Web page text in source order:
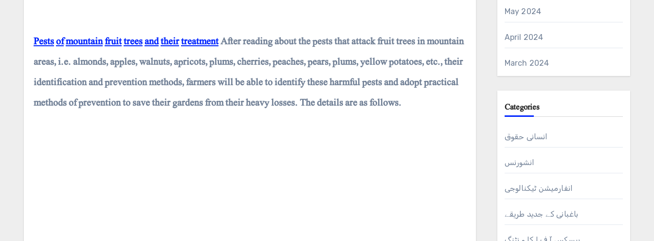
PestsofmountainfruittreesandtheirtreatmentAfter reading about the pests that attack fruit trees in mountain
areas, i.e. almonds, apples, walnuts, apricots, plums, cherries, peaches, pears, plums, yellow potatoes, etc., their
identification and prevention methods, farmers will be able to identify these harmful pests and adopt practical
methods of prevention to save their gardens from their heavy losses. The details are as follows.
May 2024
April 2024
March 2024
Categories
انسانی حقوق
انشورنس
انفارمیشن ٹیکنالوجی
باغبانی کے جدید طریقے